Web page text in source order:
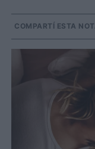
COMPARTÍ ESTA